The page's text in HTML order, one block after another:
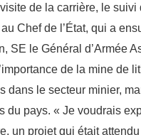
de la carrière, le suivi
Chef de l’État, qui a
SE le Général d’Armée
de la mine de
dans le secteur minier,
du pays. « Je voudrais
un projet qui était